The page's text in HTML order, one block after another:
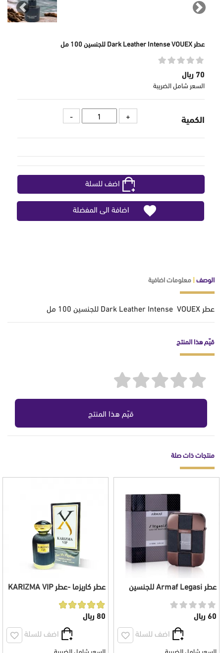
Next
عطر Dark Leather Intense VOUEX للجنسين 100 مل
70 ريال
السعر شامل الضريبة
الكمية
اضف للسلة
اضافة الى المفضلة
الوصف|معلومات اضافية
عطر Dark Leather Intense VOUEX للجنسين 100 مل
قيّم هذا المنتج
قيّم هذا المنتج
منتجات ذات صلة
عطر Armaf Legasi للجنسين
60 ريال
اضف للسلة
السعر شامل الضريبة
عطر كاريزما -عطر KARIZMA VIP
80 ريال
اضف للسلة
السعر شامل الضريبة